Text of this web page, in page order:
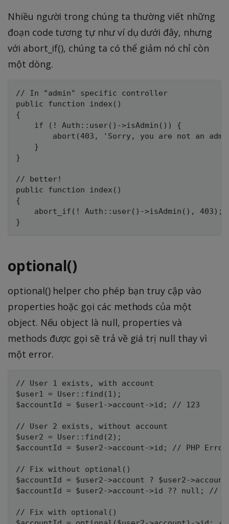
Nhiều người trong chúng ta thường viết những
đoạn code tương tự như ví dụ dưới đây, nhưng
với abort_if(), chúng ta có thể giảm nó chỉ còn
một dòng.
// In "admin" specific controller
public function index()
{
    if (! Auth::user()->isAdmin()) {
abort(403, 'Sorry, you are not an
    }
}
// better!
public function index()
{
    abort_if(! Auth::user()->isAdmin(), 403);
optional()
optional() helper cho phép bạn truy cập vào
properties hoặc gọi các methods của một
object. Nếu object là null, properties và
methods được gọi sẽ trả về giá trị null thay vì
một error.
// User 1 exists, with account
$user1 = User::find(1);
$accountId = $user1->account->id; // 123
// User 2 exists, without account
$user2 = User::find(2);
$accountId = $user2->account->id; // PHP
// Fix without optional()
$accountId = $user2->account ? $user2-
$accountId = $user2->account->id ?? null; //
// Fix with optional()